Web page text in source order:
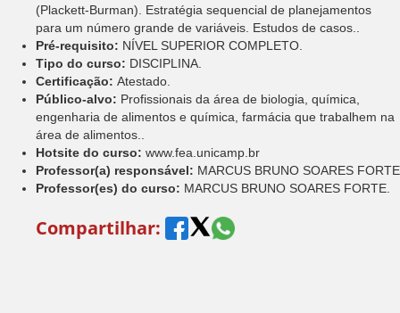
(Plackett-Burman). Estratégia sequencial de planejamentos
para um número grande de variáveis. Estudos de casos..
Pré-requisito: NÍVEL SUPERIOR COMPLETO.
Tipo do curso: DISCIPLINA.
Certificação: Atestado.
Público-alvo: Profissionais da área de biologia, química,
engenharia de alimentos e química, farmácia que trabalhem na
área de alimentos..
Hotsite do curso: www.fea.unicamp.br
Professor(a) responsável: MARCUS BRUNO SOARES FORTE
Professor(es) do curso: MARCUS BRUNO SOARES FORTE.
Compartilhar: